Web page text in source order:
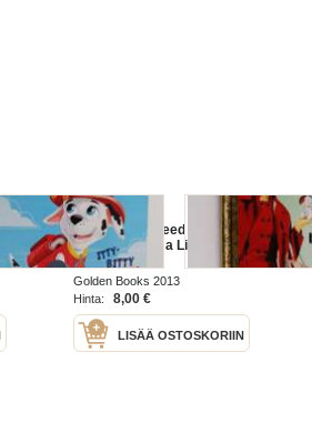
Everything I Need To Know I
Learned From a Little Golden Book
Golden Books 2013
Hinta:
8,00 €
LISÄÄ OSTOSKORIIN